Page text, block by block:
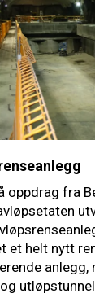
oppdrag fra
et helt nytt
anlegg,